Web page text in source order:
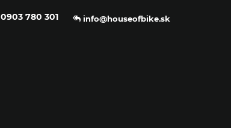
info@houseofbike.sk
0903 780 301